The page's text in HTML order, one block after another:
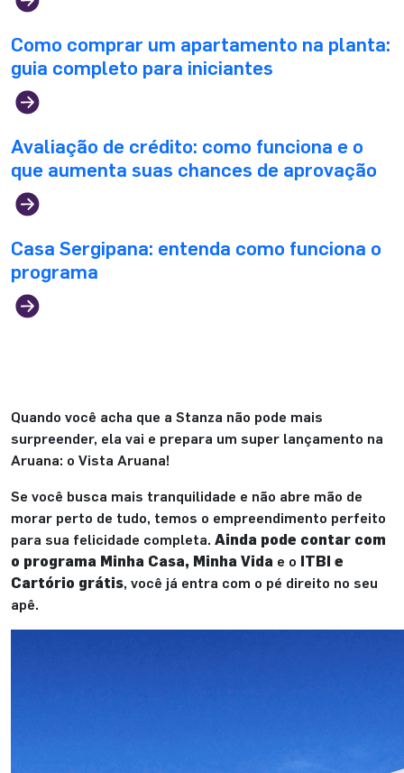
Como comprar um apartamento na planta:
guia completo para iniciantes
Avaliação de crédito: como funciona e o
que aumenta suas chances de aprovação
Casa Sergipana: entenda como funciona o
programa
Quando você acha que a Stanza não pode mais
surpreender, ela vai e prepara um super lançamento na
Aruana: o Vista Aruana!
Se você busca mais tranquilidade e não abre mão de
morar perto de tudo, temos o empreendimento perfeito
para sua felicidade completa. Ainda pode contar com
o programa Minha Casa, Minha Vida e o ITBI e
Cartório grátis, você já entra com o pé direito no seu
apê.